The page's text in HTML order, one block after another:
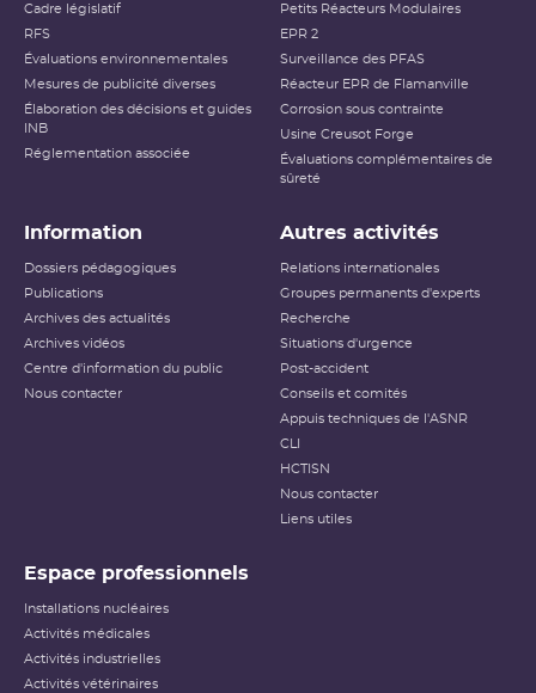
Cadre législatif
RFS
Évaluations environnementales
Mesures de publicité diverses
Élaboration des décisions et guides
INB
Réglementation associée
Petits Réacteurs Modulaires
EPR 2
Surveillance des PFAS
Réacteur EPR de Flamanville
Corrosion sous contrainte
Usine Creusot Forge
Évaluations complémentaires de
sûreté
Information
Dossiers pédagogiques
Publications
Archives des actualités
Archives vidéos
Centre d'information du public
Nous contacter
Autres activités
Relations internationales
Groupes permanents d'experts
Recherche
Situations d'urgence
Post-accident
Conseils et comités
Appuis techniques de l'ASNR
CLI
HCTISN
Nous contacter
Liens utiles
Espace professionnels
Installations nucléaires
Activités médicales
Activités industrielles
Activités vétérinaires